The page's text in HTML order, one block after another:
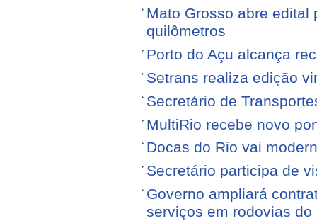
Mato Grosso abre edital
quilômetros
Porto do Açu alcança
Setrans realiza edição
Secretário de
MultiRio recebe novo
Docas do Rio vai
Secretário participa de
Governo ampliará
serviços em rodovias do